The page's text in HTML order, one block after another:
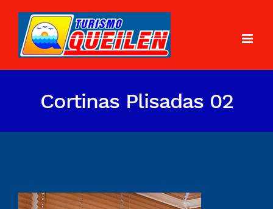
Cortinas Plisadas 02